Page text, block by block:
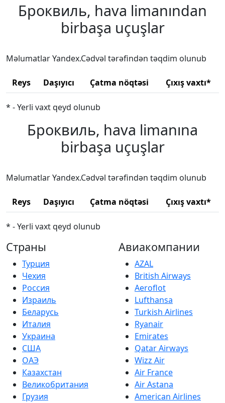
Броквиль, hava limanından
birbaşa uçuşlar
Məlumatlar Yandex.Cədvəl tərəfindən təqdim olunub
Reys Daşıyıcı Çatma nöqtəsi Çıxış vaxtı*
* - Yerli vaxt qeyd olunub
Броквиль, hava limanına
birbaşa uçuşlar
Məlumatlar Yandex.Cədvəl tərəfindən təqdim olunub
Reys Daşıyıcı Çatma nöqtəsi Çıxış vaxtı*
* - Yerli vaxt qeyd olunub
Страны
Турция
Чехия
Россия
Израиль
Беларусь
Италия
Украина
США
ОАЭ
Казахстан
Великобритания
Грузия
Авиакомпании
AZAL
British Airways
Aeroflot
Lufthansa
Turkish Airlines
Ryanair
Emirates
Qatar Airways
Wizz Air
Air France
Air Astana
American Airlines